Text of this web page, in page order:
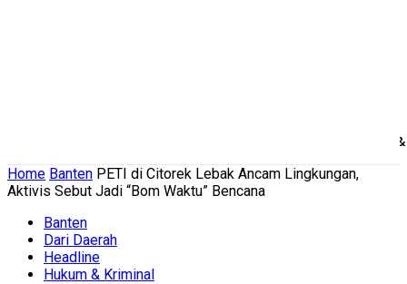
Politik
Home Banten PETI di Citorek Lebak Ancam Lingkungan,
Aktivis Sebut Jadi “Bom Waktu” Bencana
Banten
Dari Daerah
Headline
Hukum & Kriminal